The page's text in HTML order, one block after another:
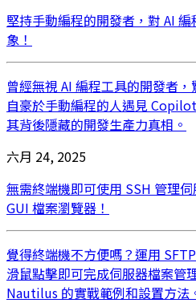
堅持手動編程的開發者，對 AI
象！
曾經無視 AI 編程工具的開發者
自豪於手動編程的人遇見
其背後隱藏的開發生產力真相。
六月 24, 2025
無需終端機即可使用 SSH 管理
GUI 檔案瀏覽器！
覺得終端機不方便嗎？運用
滑鼠點擊即可完成伺服器檔案管
Nautilus 的實戰範例和設置方法